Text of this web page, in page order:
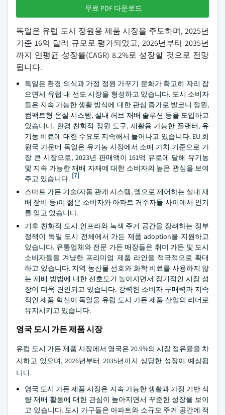
무료 PDF 다운로드
독일은 유럽 도시 정원용 제품 시장을 주도하며, 2025년
기준 16억 달러 규모로 평가되었고, 2026년부터 2035년
까지 연평균 성장률(CAGR) 8.2%로 성장할 것으로 전망
됩니다.
독일은 환경 의식과 가정 정원 가꾸기 문화가 확고히 자리 잡
으면서 유럽 내 선도 시장을 형성하고 있습니다. 도시 소비자
들은 지속 가능한 생활 방식에 대한 관심 증가로 발코니 정원,
컴팩트형 온실 시스템, 실내 허브 재배 솔루션 등을 도입하고
있습니다. 환경 친화적 정원 도구, 재활용 가능한 플랜터, 유
기농 비료에 대한 수요도 지속해서 늘어나고 있습니다. EU 회
원국 가운데 독일은 유기농 시장에서 소매 가치 기준으로 가
장 큰 시장으로, 2023년 판매액이 161억 유로에 달해 유기농
및 지속 가능한 재배 자재에 대한 소비자의 높은 관심을 보여
주고 있습니다. [7]
스마트 가든 기술(자동 관개 시스템, 앱으로 제어하는 실내 재
배 장비 등)이 젊은 소비자와 아파트 거주자들 사이에서 인기
를 얻고 있습니다.
기후 친화적 도시 인프라와 녹색 주거 공간을 장려하는 정부
정책이 독일 도시 전체에서 가든 제품 adoption을 지원하고
있습니다. 유통업체와 전문 가든 매장들은 취미 가든 및 도시
소비자들을 겨냥한 프리미엄 제품 라인을 적극적으로 확대
하고 있습니다. 지역 농산물 선호와 화학 비료를 사용하지 않
는 재배 방법에 대한 선호도가 높아지면서 장기적인 시장 성
장이 더욱 견인되고 있습니다. 강력한 소비자 구매력과 지속
적인 제품 혁신이 독일을 유럽 도시 가든 제품 산업의 리더로
유지시키고 있습니다.
영국 도시 가든 제품 시장
유럽 도시 가든 제품 시장에서 영국은 20.9%의 시장 점유율을 차
지하고 있으며, 2026년부터 2035년까지 상당한 성장이 예상됩
니다.
영국 도시 가든 제품 시장은 지속 가능한 생활과 가정 기반 식
량 재배 활동에 대한 관심이 높아지면서 꾸준한 성장을 보이
고 있습니다. 도시 가구들은 아파트와 소규모 주거 공간에 적